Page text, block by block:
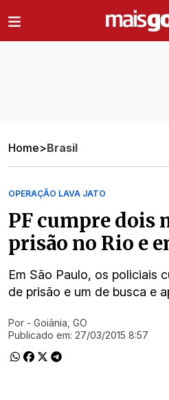
Home>Brasil
OPERAÇÃO LAVA JATO
PF cumpre dois
prisão no Rio e
Em São Paulo, os policiais
de prisão e um de busca e
Ir direto pra matéria
Por - Goiânia, GO
Publicado em: 27/03/2015 8:57